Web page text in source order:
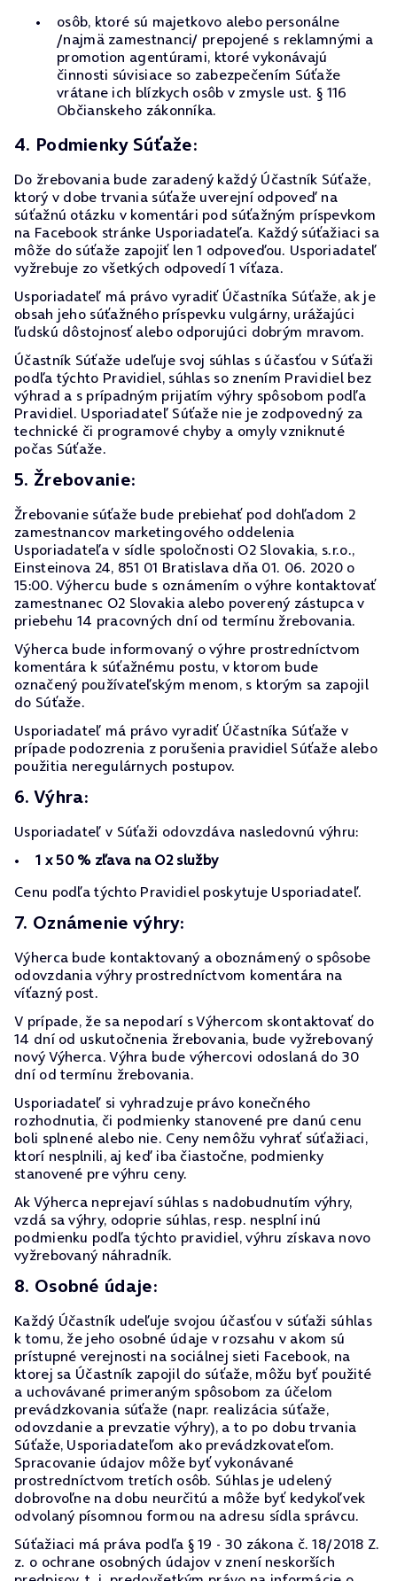
osôb, ktoré sú majetkovo alebo personálne
/najmä zamestnanci/ prepojené s reklamnými a
promotion agentúrami, ktoré vykonávajú
činnosti súvisiace so zabezpečením Súťaže
vrátane ich blízkych osôb v zmysle ust. § 116
Občianskeho zákonníka.
4. Podmienky Súťaže:
Do žrebovania bude zaradený každý Účastník Súťaže,
ktorý v dobe trvania súťaže uverejní odpoveď na
súťažnú otázku v komentári pod súťažným príspevkom
na Facebook stránke Usporiadateľa. Každý súťažiaci sa
môže do súťaže zapojiť len 1 odpoveďou. Usporiadateľ
vyžrebuje zo všetkých odpovedí 1 víťaza.
Usporiadateľ má právo vyradiť Účastníka Súťaže, ak je
obsah jeho súťažného príspevku vulgárny, urážajúci
ľudskú dôstojnosť alebo odporujúci dobrým mravom.
Účastník Súťaže udeľuje svoj súhlas s účasťou v Súťaži
podľa týchto Pravidiel, súhlas so znením Pravidiel bez
výhrad a s prípadným prijatím výhry spôsobom podľa
Pravidiel. Usporiadateľ Súťaže nie je zodpovedný za
technické či programové chyby a omyly vzniknuté
počas Súťaže.
5. Žrebovanie:
Žrebovanie súťaže bude prebiehať pod dohľadom 2
zamestnancov marketingového oddelenia
Usporiadateľa v sídle spoločnosti O2 Slovakia, s.r.o.,
Einsteinova 24, 851 01 Bratislava dňa 01. 06. 2020 o
15:00. Výhercu bude s oznámením o výhre kontaktovať
zamestnanec O2 Slovakia alebo poverený zástupca v
priebehu 14 pracovných dní od termínu žrebovania.
Výherca bude informovaný o výhre prostredníctvom
komentára k súťažnému postu, v ktorom bude
označený používateľským menom, s ktorým sa zapojil
do Súťaže.
Usporiadateľ má právo vyradiť Účastníka Súťaže v
prípade podozrenia z porušenia pravidiel Súťaže alebo
použitia neregulárnych postupov.
6. Výhra:
Usporiadateľ v Súťaži odovzdáva nasledovnú výhru:
1 x 50 % zľava na O2 služby
Cenu podľa týchto Pravidiel poskytuje Usporiadateľ.
7. Oznámenie výhry:
Výherca bude kontaktovaný a oboznámený o spôsobe
odovzdania výhry prostredníctvom komentára na
víťazný post.
V prípade, že sa nepodarí s Výhercom skontaktovať do
14 dní od uskutočnenia žrebovania, bude vyžrebovaný
nový Výherca. Výhra bude výhercovi odoslaná do 30
dní od termínu žrebovania.
Usporiadateľ si vyhradzuje právo konečného
rozhodnutia, či podmienky stanovené pre danú cenu
boli splnené alebo nie. Ceny nemôžu vyhrať súťažiaci,
ktorí nesplnili, aj keď iba čiastočne, podmienky
stanovené pre výhru ceny.
Ak Výherca neprejaví súhlas s nadobudnutím výhry,
vzdá sa výhry, odoprie súhlas, resp. nesplní inú
podmienku podľa týchto pravidiel, výhru získava novo
vyžrebovaný náhradník.
8. Osobné údaje:
Každý Účastník udeľuje svojou účasťou v súťaži súhlas
k tomu, že jeho osobné údaje v rozsahu v akom sú
prístupné verejnosti na sociálnej sieti Facebook, na
ktorej sa Účastník zapojil do súťaže, môžu byť použité
a uchovávané primeraným spôsobom za účelom
prevádzkovania súťaže (napr. realizácia súťaže,
odovzdanie a prevzatie výhry), a to po dobu trvania
Súťaže, Usporiadateľom ako prevádzkovateľom.
Spracovanie údajov môže byť vykonávané
prostredníctvom tretích osôb. Súhlas je udelený
dobrovoľne na dobu neurčitú a môže byť kedykoľvek
odvolaný písomnou formou na adresu sídla správcu.
Súťažiaci má práva podľa § 19 - 30 zákona č. 18/2018 Z.
z. o ochrane osobných údajov v znení neskorších